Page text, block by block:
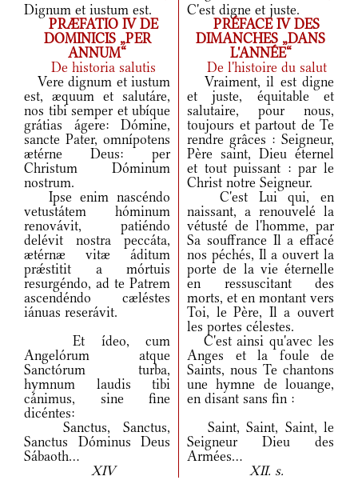
Dignum et iustum est.
C'est digne et juste.
PRÆFATIO IV DE
DOMINICIS „PER
ANNUM“
PRÉFACE IV DES
DIMANCHES „DANS
L'ANNÉE“
De historia salutis
De l'histoire du salut
Vere dignum et iustum
est, æquum et salutáre,
nos tibi semper et ubíque
grátias ágere: Dómine,
sancte Pater, omnípotens
ætérne Deus: per
Christum Dóminum
nostrum.
Vraiment, il est digne
et juste, équitable et
salutaire, pour nous,
toujours et partout de Te
rendre grâces : Seigneur,
Père saint, Dieu éternel
et tout puissant : par le
Christ notre Seigneur.
Ipse enim nascéndo
vetustátem hóminum
renovávit, patiéndo
delévit nostra peccáta,
ætérnæ vitæ áditum
prǽstitit a mórtuis
resurgéndo, ad te Patrem
ascendéndo cæléstes
iánuas reserávit.
C'est Lui qui, en
naissant, a renouvelé la
vétusté de l'homme, par
Sa souffrance Il a effacé
nos péchés, Il a ouvert la
porte de la vie éternelle
en ressuscitant des
morts, et en montant vers
Toi, le Père, Il a ouvert
les portes célestes.
Et ídeo, cum
Angelórum atque
Sanctórum turba,
hymnum laudis tibi
cánimus, sine fine
dicéntes:
C'est ainsi qu'avec les
Anges et la foule de
Saints, nous Te chantons
une hymne de louange,
en disant sans fin :
Sanctus, Sanctus,
Sanctus Dóminus Deus
Sábaoth...
Saint, Saint, Saint, le
Seigneur Dieu des
Armées...
XIV
XII. s.